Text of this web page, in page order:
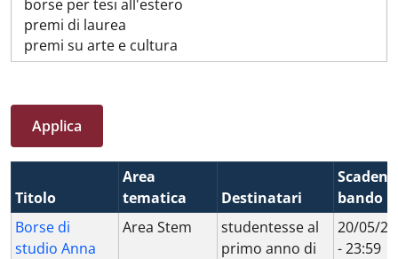
Titolo
Area
tematica
Destinatari
bando
Borse di
studio Anna
Area Stem
studentesse al
primo anno di
20/05/
- 23:59